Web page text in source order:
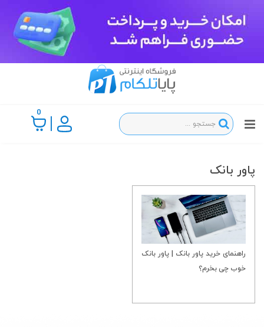
0
پاور بانک
راهنمای خرید پاور بانک | پاور بانک
خوب چی بخرم؟